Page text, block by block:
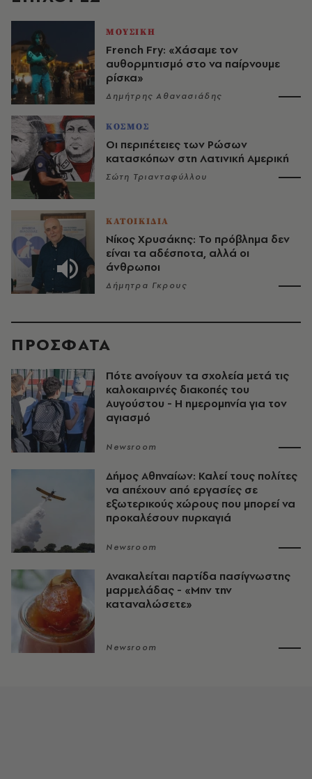
ΜΟΥΣΙΚΗ
French Fry: «Χάσαμε τον
αυθορμητισμό στο να παίρνουμε
ρίσκα»
Δημήτρης Αθανασιάδης
ΚΟΣΜΟΣ
Οι περιπέτειες των Ρώσων
κατασκόπων στη Λατινική Αμερική
Σώτη Τριανταφύλλου
ΚΑΤΟΙΚΙΔΙΑ
Νίκος Χρυσάκης: Το πρόβλημα δεν
είναι τα αδέσποτα, αλλά οι
άνθρωποι
Δήμητρα Γκρους
ΠΡΟΣΦΑΤΑ
Πότε ανοίγουν τα σχολεία μετά τις
καλοκαιρινές διακοπές του
Αυγούστου - Η ημερομηνία για τον
αγιασμό
Newsroom
Δήμος Αθηναίων: Καλεί τους πολίτες
να απέχουν από εργασίες σε
εξωτερικούς χώρους που μπορεί να
προκαλέσουν πυρκαγιά
Newsroom
Ανακαλείται παρτίδα πασίγνωστης
μαρμελάδας - «Μην την
καταναλώσετε»
Newsroom